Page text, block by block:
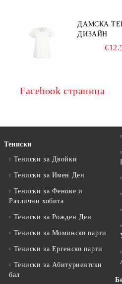
ДАМСКА
ДИЗАЙН
Facebook страница
Тениски
Тениски за Двойки
Тениски за Имен Ден
Тениски за Фенове и
Различни хобита
Тениски за Рожден Ден
Тениски за Mоминско парти
Тениски за Eргенско парти
Тениски за Aбитуриентски
бал